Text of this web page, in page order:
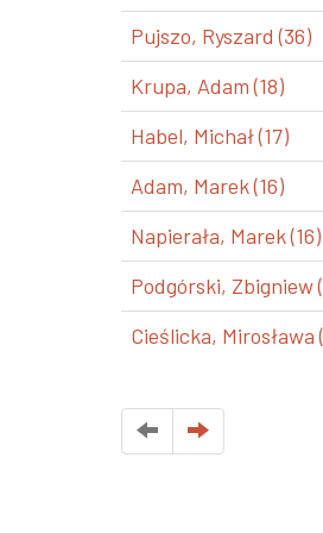
Pujszo, Ryszard (36)
Krupa, Adam (18)
Habel, Michał (17)
Adam, Marek (16)
Napierała, Marek (16)
Podgórski, Zbigniew
Cieślicka, Mirosława